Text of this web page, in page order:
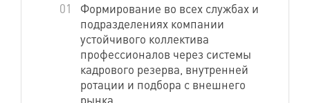
Формирование во всех службах и
подразделениях компании
устойчивого коллектива
профессионалов через системы
кадрового резерва, внутренней
ротации и подбора с внешнего
рынка.